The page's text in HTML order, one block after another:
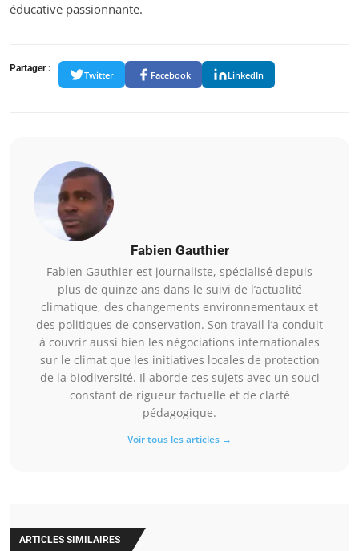
éducative passionnante.
Partager :
Twitter Facebook LinkedIn
Fabien Gauthier
Fabien Gauthier est journaliste, spécialisé depuis
plus de quinze ans dans le suivi de l’actualité
climatique, des changements environnementaux et
des politiques de conservation. Son travail l’a conduit
à couvrir aussi bien les négociations internationales
sur le climat que les initiatives locales de protection
de la biodiversité. Il aborde ces sujets avec un souci
constant de rigueur factuelle et de clarté
pédagogique.
Voir tous les articles →
ARTICLES SIMILAIRES